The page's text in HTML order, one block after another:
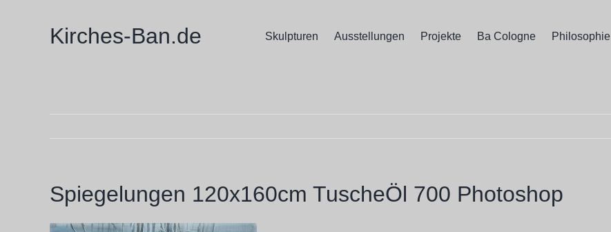
Kirches-Ban.de Skulpturen Ausstellungen Projekte Ba Cologne Philosophie
Spiegelungen 120x160cm TuscheÖl 700 Photoshop